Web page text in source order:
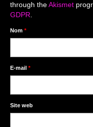
Photomontages
Prestations
Contact
Décors studio /
through theAkismet
GDPR.
Nom *
E-mail *
Site web